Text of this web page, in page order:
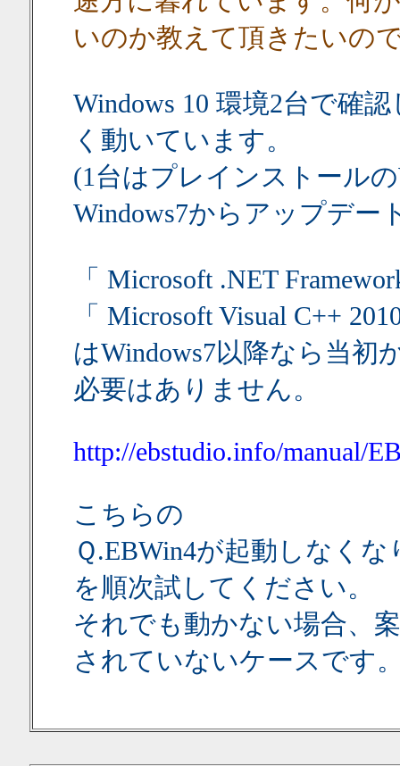
いのか教えて頂きたいの
Windows 10 環境2台で確
く動いています。
(1台はプレインストール
Windows7からアップデー
「 Microsoft .NET
「 Microsoft Visual C++
はWindows7以降なら当初
必要はありません。
http://ebstudio.info/manual/
こちらの
Ｑ.EBWin4が起動しなく
を順次試してください。
それでも動かない場合、
されていないケースです